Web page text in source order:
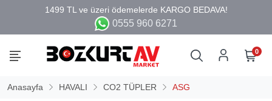
0555 960 6271
0
Anasayfa HAVALI CO2 TÜPLER ASG